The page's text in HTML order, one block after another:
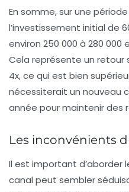
En somme, sur une
l’investissement initial de
environ 250 000 à 280 000
Cela représente un retour
4x, ce qui est bien
nécessiterait un nouveau
année pour maintenir des
Les inconvénients
Il est important d’aborder
canal peut sembler